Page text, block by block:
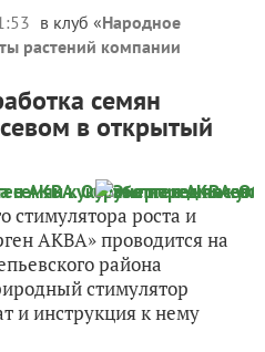
в клуб «Народное
растений компании
семян
в открытый
стимулятора роста и
АКВА» проводится на
района
стимулятор
и инструкция к нему